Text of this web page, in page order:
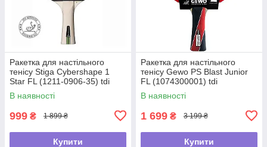
Ракетка для настільного
тенісу Stiga Cybershape 1
Star FL (1211-0906-35) tdi
В наявності
999 ₴ 1 899 ₴
Купити
Ракетка для настільного
тенісу Gewo PS Blast Junior
FL (1074300001) tdi
В наявності
1 699 ₴ 3 199 ₴
Купити